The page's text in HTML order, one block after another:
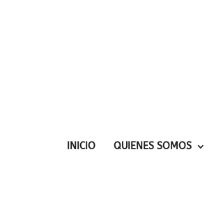
INICIO QUIENES SOMOS